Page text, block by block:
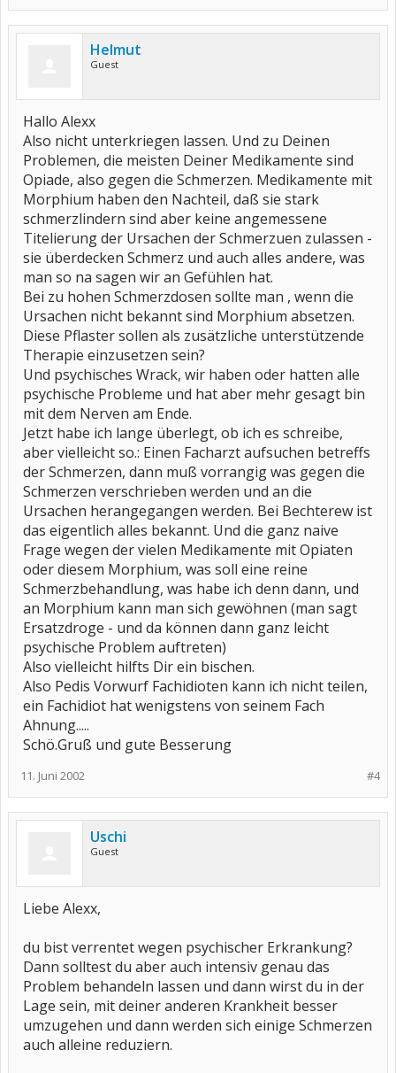
Helmut
Guest
Hallo Alexx
Also nicht unterkriegen lassen. Und zu Deinen
Problemen, die meisten Deiner Medikamente sind
Opiade, also gegen die Schmerzen. Medikamente mit
Morphium haben den Nachteil, daß sie stark
schmerzlindern sind aber keine angemessene
Titelierung der Ursachen der Schmerzuen zulassen -
sie überdecken Schmerz und auch alles andere, was
man so na sagen wir an Gefühlen hat.
Bei zu hohen Schmerzdosen sollte man , wenn die
Ursachen nicht bekannt sind Morphium absetzen.
Diese Pflaster sollen als zusätzliche unterstützende
Therapie einzusetzen sein?
Und psychisches Wrack, wir haben oder hatten alle
psychische Probleme und hat aber mehr gesagt bin
mit dem Nerven am Ende.
Jetzt habe ich lange überlegt, ob ich es schreibe,
aber vielleicht so.: Einen Facharzt aufsuchen betreffs
der Schmerzen, dann muß vorrangig was gegen die
Schmerzen verschrieben werden und an die
Ursachen herangegangen werden. Bei Bechterew ist
das eigentlich alles bekannt. Und die ganz naive
Frage wegen der vielen Medikamente mit Opiaten
oder diesem Morphium, was soll eine reine
Schmerzbehandlung, was habe ich denn dann, und
an Morphium kann man sich gewöhnen (man sagt
Ersatzdroge - und da können dann ganz leicht
psychische Problem auftreten)
Also vielleicht hilfts Dir ein bischen.
Also Pedis Vorwurf Fachidioten kann ich nicht teilen,
ein Fachidiot hat wenigstens von seinem Fach
Ahnung.....
Schö.Gruß und gute Besserung
#4
11. Juni 2002
Uschi
Guest
Liebe Alexx,
du bist verrentet wegen psychischer Erkrankung?
Dann solltest du aber auch intensiv genau das
Problem behandeln lassen und dann wirst du in der
Lage sein, mit deiner anderen Krankheit besser
umzugehen und dann werden sich einige Schmerzen
auch alleine reduziern.